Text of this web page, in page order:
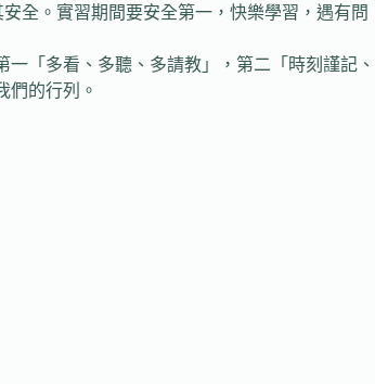
全。實習期間要安全第一，快樂學習，遇有問
「多看、多聽、多請教」，第二「時刻謹記、
們的行列。